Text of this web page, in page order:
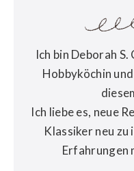
Ich bin Deborah
Hobbyköchin
Ich liebe es, neue
Klassiker neu
Erfahrungen